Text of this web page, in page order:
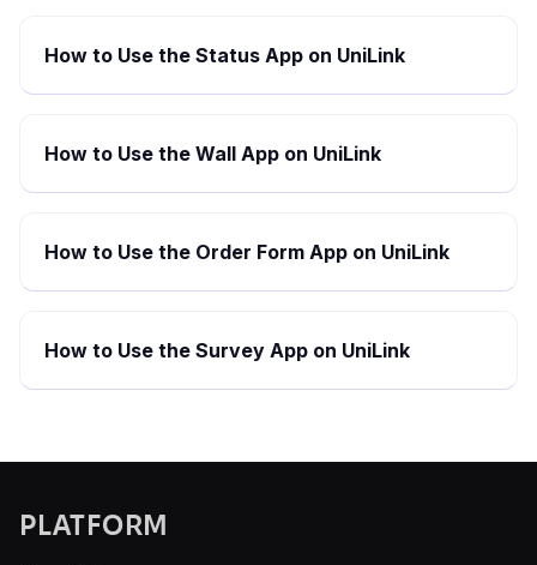
How to Use the Status App on UniLink
How to Use the Wall App on UniLink
How to Use the Order Form App on UniLink
How to Use the Survey App on UniLink
PLATFORM